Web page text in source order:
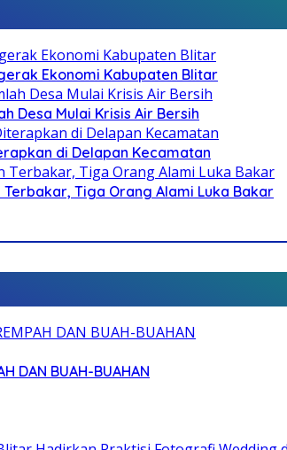
Ekonomi Kabupaten Blitar
Desa Mulai Krisis Air Bersih
di Delapan Kecamatan
Tiga Orang Alami Luka Bakar
DAN BUAH-BUAHAN